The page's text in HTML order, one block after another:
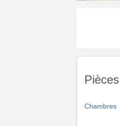
Chambres